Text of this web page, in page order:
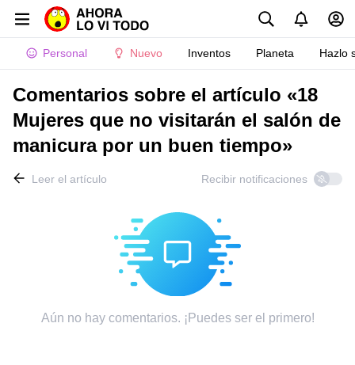
Personal Nuevo Inventos Planeta Hazlo
Comentarios sobre el artículo «18
Mujeres que no visitarán el salón de
manicura por un buen tiempo»
Leer el artículo Recibir notificaciones
Aún no hay comentarios. ¡Puedes ser el primero!